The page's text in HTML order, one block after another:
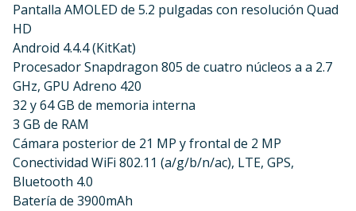
Pantalla AMOLED de 5.2 pulgadas con resolución Quad
HD
Android 4.4.4 (KitKat)
Procesador Snapdragon 805 de cuatro núcleos a a 2.7
GHz, GPU Adreno 420
32 y 64 GB de memoria interna
3 GB de RAM
Cámara posterior de 21 MP y frontal de 2 MP
Conectividad WiFi 802.11 (a/g/b/n/ac), LTE, GPS,
Bluetooth 4.0
Batería de 3900mAh